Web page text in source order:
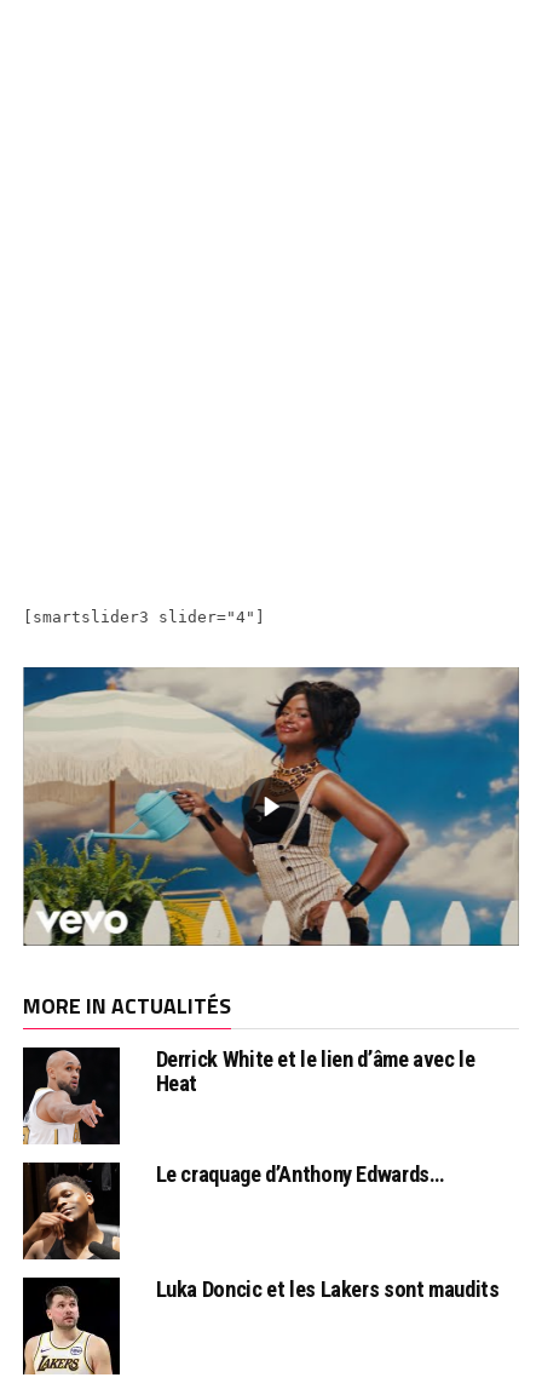
[smartslider3 slider="4"]
MORE IN ACTUALITÉS
Derrick White et le lien d’âme avec le
Heat
Le craquage d’Anthony Edwards…
Luka Doncic et les Lakers sont maudits